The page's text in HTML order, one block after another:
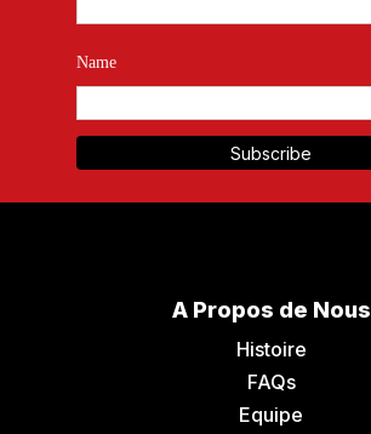
Name
A Propos de Nous
Histoire
FAQs
Equipe